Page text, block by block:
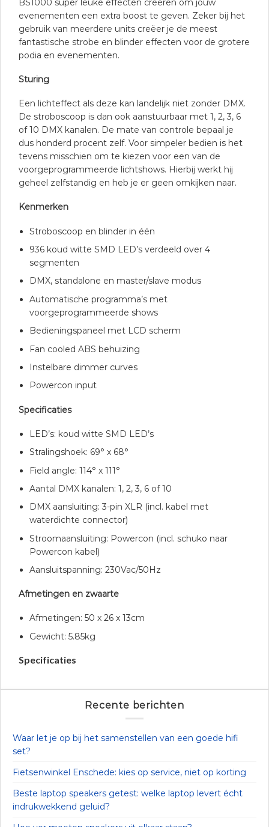
BS1000 super leuke effecten creëren om jouw
evenementen een extra boost te geven. Zeker bij het
gebruik van meerdere units creëer je de meest
fantastische strobe en blinder effecten voor de grotere
podia en evenementen.
Sturing
Een lichteffect als deze kan landelijk niet zonder DMX.
De stroboscoop is dan ook aanstuurbaar met 1, 2, 3, 6
of 10 DMX kanalen. De mate van controle bepaal je
dus honderd procent zelf. Voor simpeler bedien is het
tevens misschien om te kiezen voor een van de
voorgeprogrammeerde lichtshows. Hierbij werkt hij
geheel zelfstandig en heb je er geen omkijken naar.
Kenmerken
Stroboscoop en blinder in één
936 koud witte SMD LED’s verdeeld over 4
segmenten
DMX, standalone en master/slave modus
Automatische programma’s met
voorgeprogrammeerde shows
Bedieningspaneel met LCD scherm
Fan cooled ABS behuizing
Instelbare dimmer curves
Powercon input
Specificaties
LED’s: koud witte SMD LED’s
Stralingshoek: 69° x 68°
Field angle: 114° x 111°
Aantal DMX kanalen: 1, 2, 3, 6 of 10
DMX aansluiting: 3-pin XLR (incl. kabel met
waterdichte connector)
Stroomaansluiting: Powercon (incl. schuko naar
Powercon kabel)
Aansluitspanning: 230Vac/50Hz
Afmetingen en zwaarte
Afmetingen: 50 x 26 x 13cm
Gewicht: 5.85kg
Specificaties
Recente berichten
Waar let je op bij het samenstellen van een goede hifi
set?
Fietsenwinkel Enschede: kies op service, niet op korting
Beste laptop speakers getest: welke laptop levert écht
indrukwekkend geluid?